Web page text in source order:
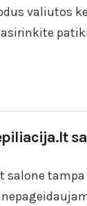
valiutos
salone tampa